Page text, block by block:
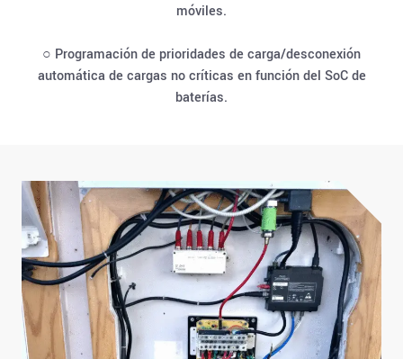
móviles.
○ Programación de prioridades de carga/desconexión
automática de cargas no críticas en función del SoC de
baterías.